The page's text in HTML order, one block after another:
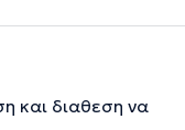
και διαθεση να